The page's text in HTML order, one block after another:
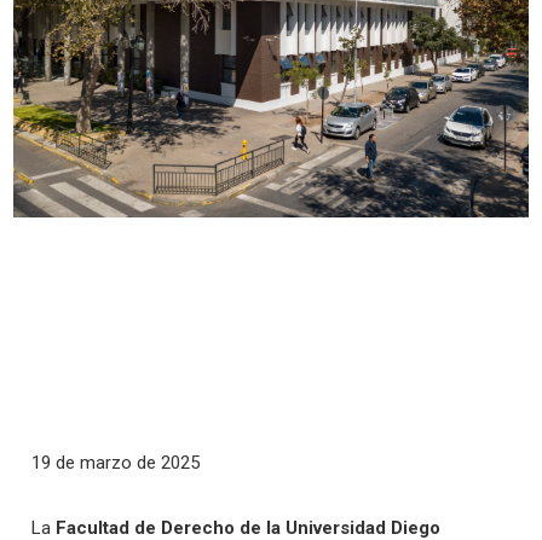
19 de marzo de 2025
La Facultad de Derecho de la Universidad Diego